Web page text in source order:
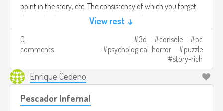
point in the story, etc. The consistency of which you forget
things slowly increases as you progress the game.
The game also runs on a soft time limit. Counting the days
gone by since you started the investigation (example:
Persona 5's calendar system), each day that passes by you
become more afflicted by memory loss, so you're
challenged to beat the game before you become fully
consumed by the phenomenon of the city.
View rest ↓
0
comments
3d console
pc
psychological-horror
puzzle
story-rich
Enrique Cedeno
Pescador Infernal